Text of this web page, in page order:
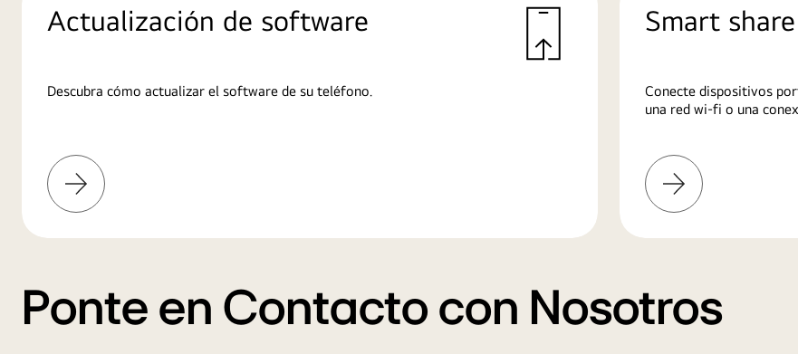
Actualización de software
Descubra cómo actualizar el software de su teléfono.
Más
información
Smart share
Conecte dispositivos
una red wi-fi o una
Más
información
Ponte en Contacto con Nosotros